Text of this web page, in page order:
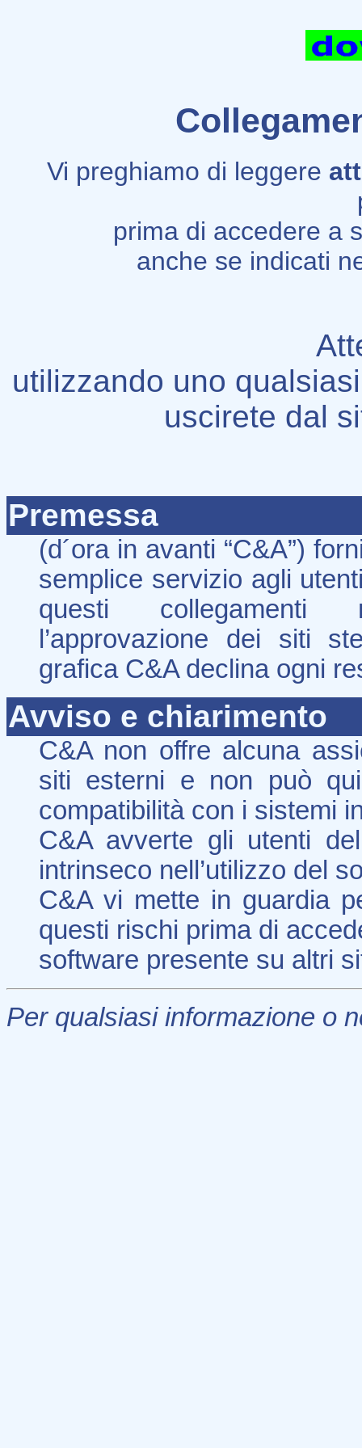
Vi preghiamo di leggere
prima di accedere a
anche se indicati
utilizzando uno
uscirete dal
Premessa
(d´ora in avanti “C&A”)
semplice servizio agli
questi collegamenti
l’approvazione dei siti
grafica C&A declina ogni
Avviso e chiarimento
C&A non offre alcuna
siti esterni e non può
compatibilità con i sistemi
C&A avverte gli utenti
intrinseco nell’utilizzo del
C&A vi mette in guardia
questi rischi prima di
software presente su altri
Per qualsiasi informazione o